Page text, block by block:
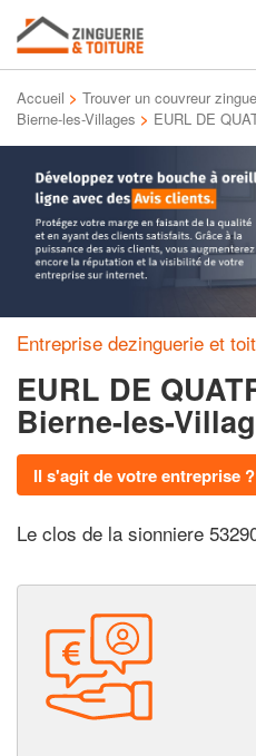
Accueil > Trouver un couvreur
Bierne-les-Villages > EURL DE
Entreprise dezinguerie et
EURL DE
Bierne-les-
Il s'agit de votre entreprise ?
Le clos de la sionniere